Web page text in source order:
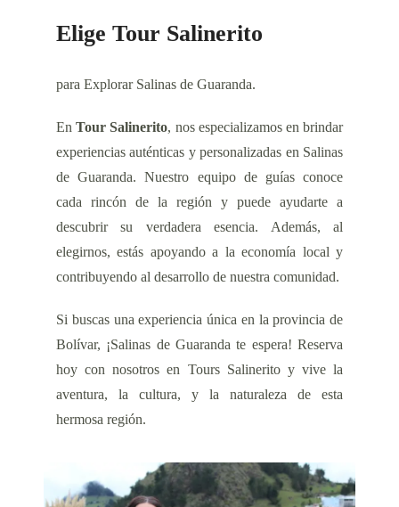
Elige Tour Salinerito
para Explorar Salinas de Guaranda.
EnTour Salinerito, nos especializamos en brindar
experiencias auténticas y personalizadas en Salinas
de Guaranda. Nuestro equipo de guías conoce
cada rincón de la región y puede ayudarte a
descubrir su verdadera esencia. Además, al
elegirnos, estás apoyando a la economía local y
contribuyendo al desarrollo de nuestra comunidad.
Si buscas una experiencia única en la provincia de
Bolívar, ¡Salinas de Guaranda te espera! Reserva
hoy con nosotros en Tours Salinerito y vive la
aventura, la cultura, y la naturaleza de esta
hermosa región.